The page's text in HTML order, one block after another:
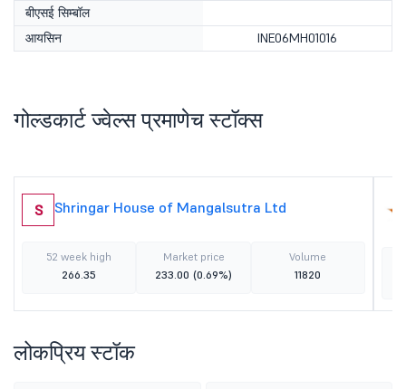
बीएसई सिम्बॉल
आयसिन
INE06MH01016
गोल्डकार्ट ज्वेल्स प्रमाणेच स्टॉक्स
S Shringar House of Mangalsutra Ltd
52 week high
266.35
Market price
233.00 (0.69%)
Volume
11820
लोकप्रिय स्टॉक